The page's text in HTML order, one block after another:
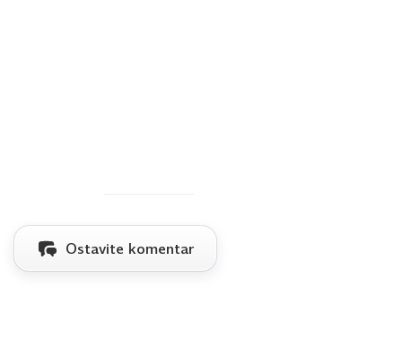
Ostavite komentar